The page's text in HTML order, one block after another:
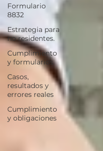
Formulario
8832
Estrategia para
no residentes.
Cumplimiento
y formularios
Casos,
resultados y
errores reales
Cumplimiento
y obligaciones